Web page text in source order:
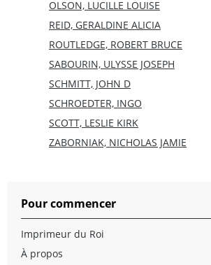
OLSON, LUCILLE LOUISE
REID, GERALDINE ALICIA
ROUTLEDGE, ROBERT BRUCE
SABOURIN, ULYSSE JOSEPH
SCHMITT, JOHN D
SCHROEDTER, INGO
SCOTT, LESLIE KIRK
ZABORNIAK, NICHOLAS JAMIE
Pour commencer
Imprimeur du Roi
À propos